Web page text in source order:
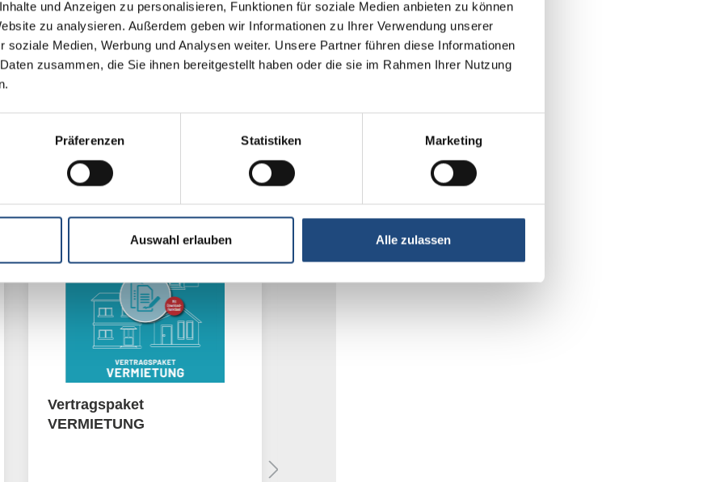
und Anzeigen zu personalisieren, Funktionen für soziale Medien anbieten zu können
zu analysieren. Außerdem geben wir Informationen zu Ihrer Verwendung unserer
soziale Medien, Werbung und Analysen weiter. Unsere Partner führen diese Informationen
zusammen, die Sie ihnen bereitgestellt haben oder die sie im Rahmen Ihrer Nutzung
Präferenzen Statistiken Marketing
Auswahl erlauben Alle zulassen
Vertragspaket
VERMIETUNG